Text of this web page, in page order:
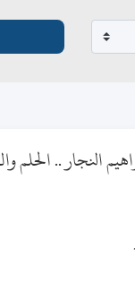
النجار .. الحلم